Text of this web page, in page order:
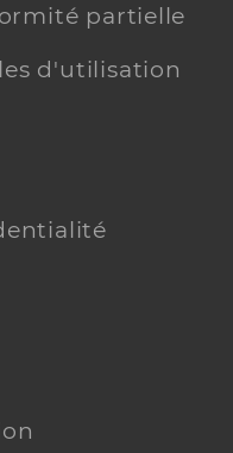
partielle
d'utilisation